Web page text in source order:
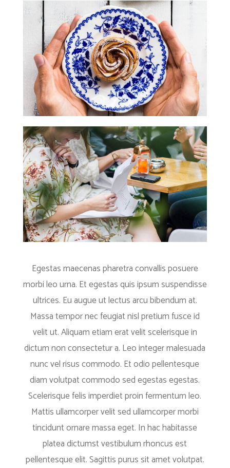
Egestas maecenas pharetra convallis posuere
morbi leo urna. Et egestas quis ipsum suspendisse
ultrices. Eu augue ut lectus arcu bibendum at.
Massa tempor nec feugiat nisl pretium fusce id
velit ut. Aliquam etiam erat velit scelerisque in
dictum non consectetur a. Leo integer malesuada
nunc vel risus commodo. Et odio pellentesque
diam volutpat commodo sed egestas egestas.
Scelerisque felis imperdiet proin fermentum leo.
Mattis ullamcorper velit sed ullamcorper morbi
tincidunt ornare massa eget. In hac habitasse
platea dictumst vestibulum rhoncus est
pellentesque elit. Sagittis purus sit amet volutpat.